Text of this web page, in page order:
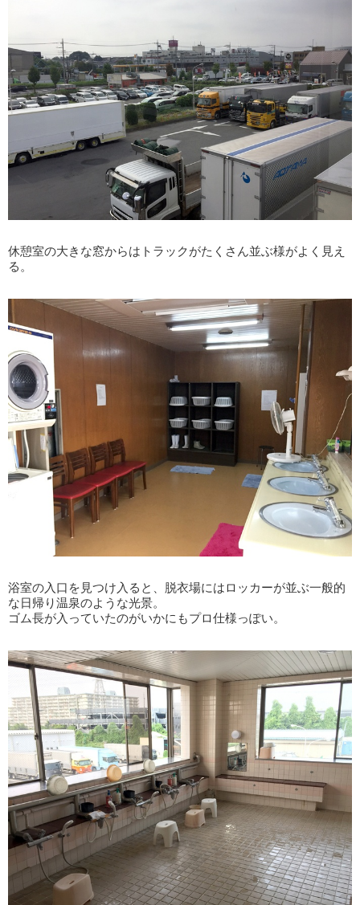
休憩室の大きな窓からはトラックがたくさん並ぶ様がよく見え
る。
浴室の入口を見つけ入ると、脱衣場にはロッカーが並ぶ一般的
な日帰り温泉のような光景。
ゴム長が入っていたのがいかにもプロ仕様っぽい。